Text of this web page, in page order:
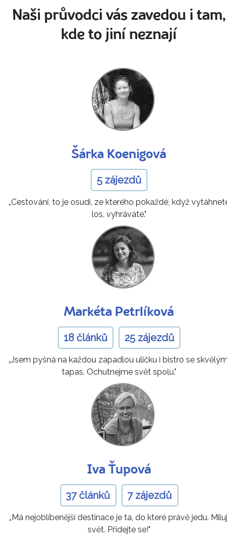
Naši průvodci vás zavedou i tam,
kde to jiní neznají
Šárka Koenigová
5 zájezdů
„Cestování, to je osudí, ze kterého pokaždé, když
los, vyhráváte."
Markéta Petrlíková
18 článků 25 zájezdů
„Jsem pyšná na každou zapadlou uličku i bistro se
tapas. Ochutnejme svět spolu."
Iva Ťupová
37 článků 7 zájezdů
„Má nejoblíbenější destinace je ta, do které právě jedu.
svět. Přidejte se!"